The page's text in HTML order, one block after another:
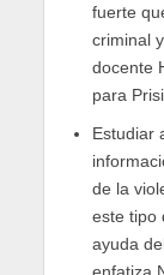
fuerte
criminal
docente
para
Estudiar
de la
este tipo
ayuda
enfatiza